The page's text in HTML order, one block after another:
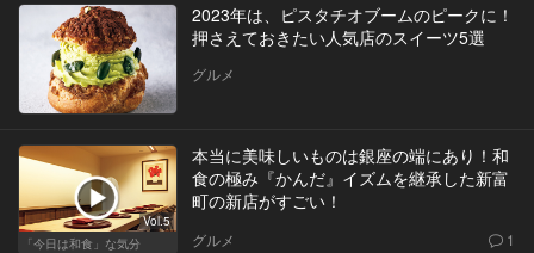
2023年は、ピスタチオブームのピークに！
押さえておきたい人気店のスイーツ5選
グルメ
Vol.5
「今日は和食」な気分
本当に美味しいものは銀座の端にあり！和
食の極み『かんだ』イズムを継承した新富
町の新店がすごい！
グルメ 1